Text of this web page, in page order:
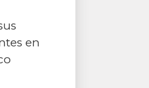
en